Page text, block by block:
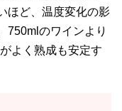
ほど、温度変化の影
750mlのワインより
よく熟成も安定す